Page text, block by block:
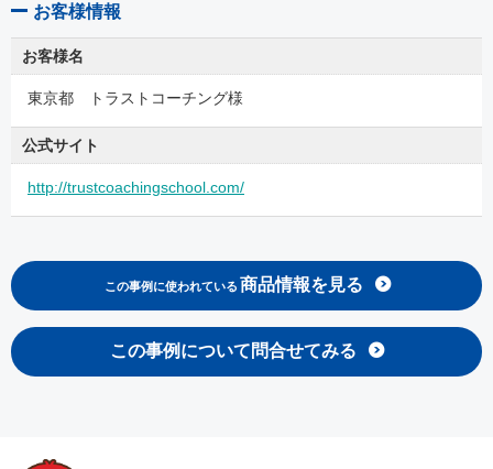
お客様情報
お客様名
東京都 トラストコーチング様
公式サイト
http://trustcoachingschool.com/
この事例に使われている 商品情報を見る
この事例について問合せてみる